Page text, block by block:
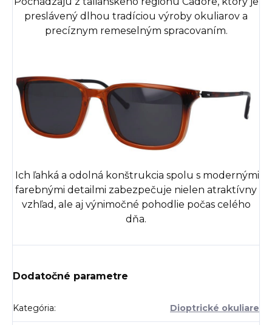
preslávený dlhou tradíciou výroby okuliarov a
precíznym remeselným spracovaním.
Ich ľahká a odolná konštrukcia spolu s modernými
farebnými detailmi zabezpečuje nielen atraktívny
vzhľad, ale aj výnimočné pohodlie počas celého
dňa.
Dodatočné parametre
Kategória: Dioptrické okuliare